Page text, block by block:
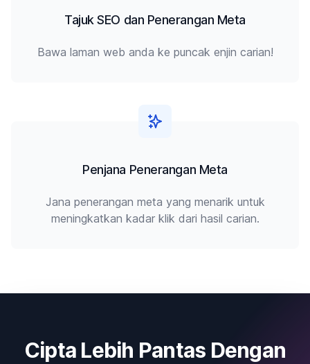
Tajuk SEO dan Penerangan Meta
Bawa laman web anda ke puncak enjin carian!
Penjana Penerangan Meta
Jana penerangan meta yang menarik untuk
meningkatkan kadar klik dari hasil carian.
Cipta Lebih Pantas Dengan